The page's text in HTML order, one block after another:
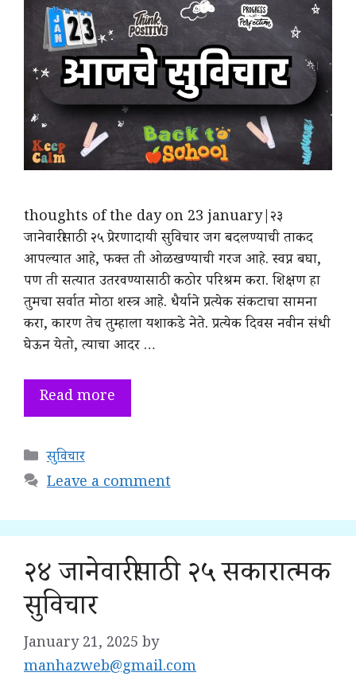
thoughts of the day on 23 january|२३
जानेवारीसाठी २५ प्रेरणादायी सुविचार जग बदलण्याची ताकद
आपल्यात आहे, फक्त ती ओळखण्याची गरज आहे. स्वप्न बघा,
पण ती सत्यात उतरवण्यासाठी कठोर परिश्रम करा. शिक्षण हा
तुमचा सर्वात मोठा शस्त्र आहे. धैर्याने प्रत्येक संकटाचा सामना
करा, कारण तेच तुम्हाला यशाकडे नेते. प्रत्येक दिवस नवीन संधी
घेऊन येतो, त्याचा आदर …
Read more
Categories
सुविचार
Leave a comment
२४ जानेवारीसाठी २५ सकारात्मक
सुविचार
January 21, 2025 by
manhazweb@gmail.com